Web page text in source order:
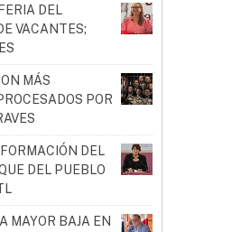
DEL
VACANTES;
MÁS
POR
DEL
DEL PUEBLO
MAYOR BAJA EN